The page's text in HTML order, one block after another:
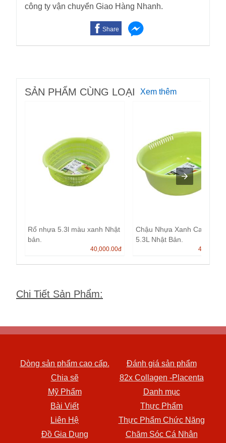
công ty vận chuyển Giao Hàng Nhanh.
Share
SẢN PHẨM CÙNG LOẠI Xem thêm
Rổ nhựa 5.3l màu xanh Nhật
bản.
40,000.00đ
Chậu Nhựa Xanh Cao Cấp
5.3L Nhật Bản.
40,000.00
Chi Tiết Sản Phẩm:
Dòng sản phẩm cao cấp.
Đánh giá sản phẩm
Chia sẽ
82x Collagen -Placenta
Mỹ Phẩm
Danh mục
Bài Viết
Thực Phẩm
Liên Hệ
Thực Phẩm Chức Năng
Đồ Gia Dụng
Chăm Sóc Cá Nhân